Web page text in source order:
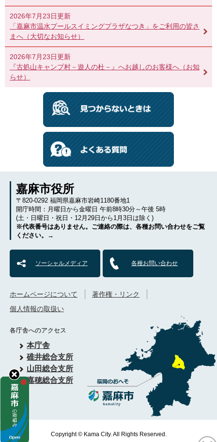
2026年7月23日更新
「嘉麻市温水プールスイミングプラザなつき」をご利用の皆さ
まへ（大切なお知らせ）
2026年7月23日更新
『古処山キャンプ村－遊人の杜－』へお越しのお客様へ（お知
らせ）
嘉麻市役所
〒820-0292 福岡県嘉麻市岩崎1180番地1
開庁時間：月曜日から金曜日 午前8時30分～午後 5時
(土・日曜日・祝日・12月29日から1月3日は除く)
※代表番号はありません。ご連絡の際は、各種お問い合わせをご覧
ください。→
ソーシャルメディア 各種お問い合わせ
各庁舎へのアクセス
本庁舎
碓井総合支所
山田総合支所
嘉穂総合支所
ホームページについて
著作権・リンク
個人情報の取扱い
Copyright © Kama City. All Rights Reserved.